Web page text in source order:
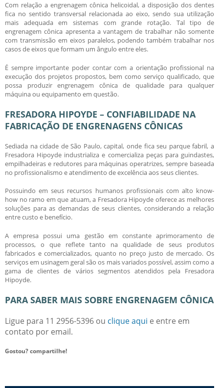
Com relação a engrenagem cônica helicoidal, a disposição dos dentes
fica no sentido transversal relacionada ao eixo, sendo sua utilização
mais adequada em sistemas com grande rotação. Tal tipo de
engrenagem cônica apresenta a vantagem de trabalhar não somente
com transmissão em eixos paralelos, podendo também trabalhar nos
casos de eixos que formam um ângulo entre eles.
É sempre importante poder contar com a orientação profissional na
execução dos projetos propostos, bem como serviço qualificado, que
possa produzirengrenagem cônicade qualidade para qualquer
máquina ou equipamento em questão.
FRESADORA HIPOYDE – CONFIABILIDADE NA
FABRICAÇÃO DE ENGRENAGENS CÔNICAS
Sediada na cidade de São Paulo, capital, onde fica seu parque fabril, a
Fresadora Hipoyde industrializa e comercializa peças para guindastes,
empilhadeiras e redutores para máquinas operatrizes, sempre baseada
no profissionalismo e atendimento de excelência aos seus clientes.
Possuindo em seus recursos humanos profissionais com alto know-
how no ramo em que atuam, a Fresadora Hipoyde oferece as melhores
soluções para as demandas de seus clientes, considerando a relação
entre custo e benefício.
A empresa possui uma gestão em constante aprimoramento de
processos, o que reflete tanto na qualidade de seus produtos
fabricados e comercializados, quanto no preço justo de mercado. Os
serviços em usinagem geral são os mais variados possível, assim como a
gama de clientes de vários segmentos atendidos pela Fresadora
Hipoyde.
PARA SABER MAIS SOBRE ENGRENAGEM CÔNICA
Ligue para 11 2956-5396 ou clique aqui e entre em
contato por email.
Gostou? compartilhe!